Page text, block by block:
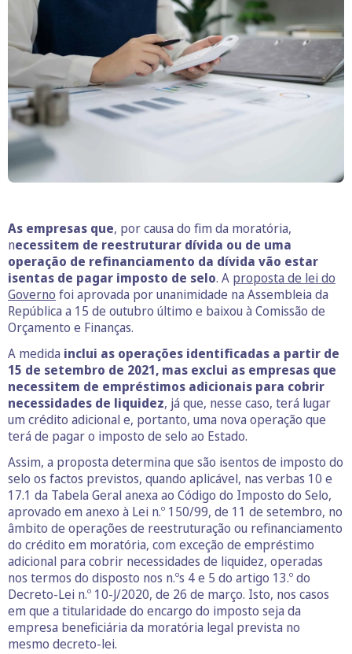
As empresas que, por causa do fim da moratória,
necessitem de reestruturar dívida ou de uma
operação de refinanciamento da dívida vão estar
isentas de pagar imposto de selo. A proposta de lei do
Governo foi aprovada por unanimidade na Assembleia da
República a 15 de outubro último e baixou à Comissão de
Orçamento e Finanças.
A medida inclui as operações identificadas a partir de
15 de setembro de 2021, mas exclui as empresas que
necessitem de empréstimos adicionais para cobrir
necessidades de liquidez, já que, nesse caso, terá lugar
um crédito adicional e, portanto, uma nova operação que
terá de pagar o imposto de selo ao Estado.
Assim, a proposta determina que são isentos de imposto do
selo os factos previstos, quando aplicável, nas verbas 10 e
17.1 da Tabela Geral anexa ao Código do Imposto do Selo,
aprovado em anexo à Lei n.º 150/99, de 11 de setembro, no
âmbito de operações de reestruturação ou refinanciamento
do crédito em moratória, com exceção de empréstimo
adicional para cobrir necessidades de liquidez, operadas
nos termos do disposto nos n.ºs 4 e 5 do artigo 13.º do
Decreto-Lei n.º 10-J/2020, de 26 de março. Isto, nos casos
em que a titularidade do encargo do imposto seja da
empresa beneficiária da moratória legal prevista no
mesmo decreto-lei.